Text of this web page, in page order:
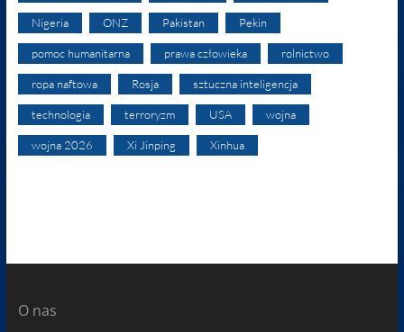
Nigeria ONZ Pakistan Pekin
pomoc humanitarna prawa człowieka rolnictwo
ropa naftowa Rosja sztuczna inteligencja
technologia terroryzm USA wojna
wojna 2026 Xi Jinping Xinhua
O nas